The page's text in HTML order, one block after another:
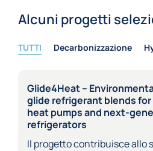
Alcuni progetti
TUTTI Decarbonizzazione
Glide4Heat –
glide refrigerant blends
heat pumps and next-
refrigerators
Il progetto contribuisce allo